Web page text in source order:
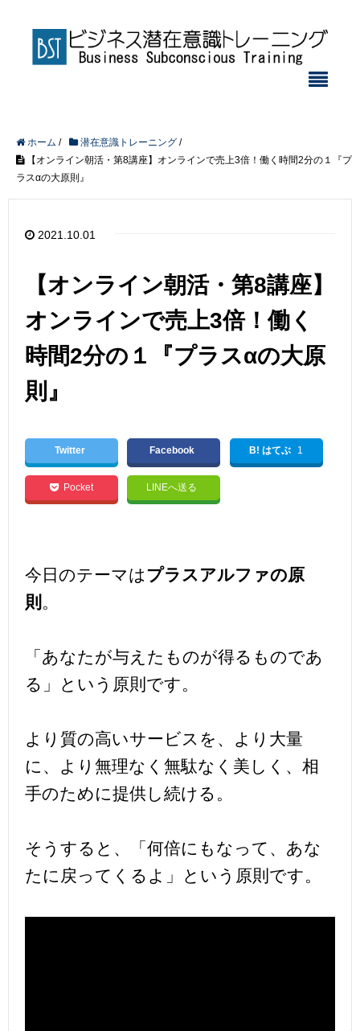
ホーム / 潜在意識トレーニング /
【オンライン朝活・第8講座】オンラインで売上3倍！働く時間2分の１『プ
ラスαの大原則』
2021.10.01
【オンライン朝活・第8講座】
オンラインで売上3倍！働く
時間2分の１『プラスαの大原
則』
Twitter Facebook B! はてぶ 1
Pocket LINEへ送る
今日のテーマはプラスアルファの原
則 。
「あなたが与えたものが得るものであ
る」という原則です。
より質の高いサービスを、より大量
に、より無理なく無駄なく美しく、相
手のために提供し続ける。
そうすると、「何倍にもなって、あな
たに戻ってくるよ」という原則です。